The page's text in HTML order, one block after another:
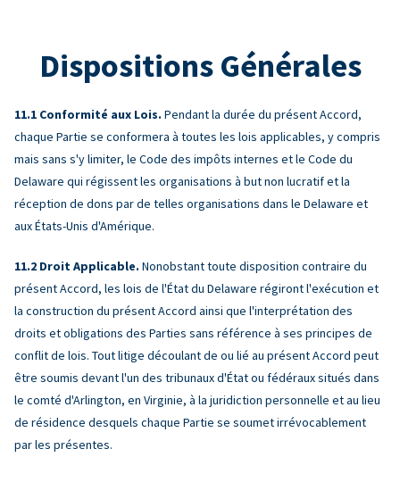
Dispositions Générales
Conformité aux Lois. Pendant la durée du présent Accord,
chaque Partie se conformera à toutes les lois applicables, y compris
mais sans s'y limiter, le Code des impôts internes et le Code du
Delaware qui régissent les organisations à but non lucratif et la
réception de dons par de telles organisations dans le Delaware et
aux États-Unis d'Amérique.
Droit Applicable. Nonobstant toute disposition contraire du
présent Accord, les lois de l'État du Delaware régiront l'exécution et
la construction du présent Accord ainsi que l'interprétation des
droits et obligations des Parties sans référence à ses principes de
conflit de lois. Tout litige découlant de ou lié au présent Accord peut
être soumis devant l'un des tribunaux d'État ou fédéraux situés dans
le comté d'Arlington, en Virginie, à la juridiction personnelle et au lieu
de résidence desquels chaque Partie se soumet irrévocablement
par les présentes.